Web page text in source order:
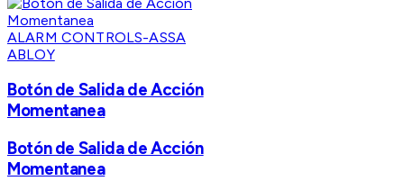
ALARM CONTROLS-ASSA
ABLOY
Botón de Salida de Acción
Momentanea
Botón de Salida de Acción
Momentanea